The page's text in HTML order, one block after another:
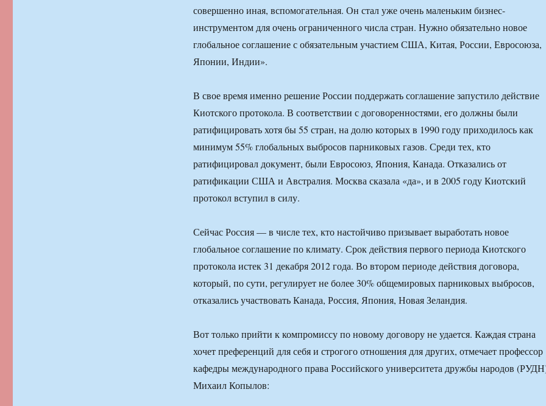
совершенно иная, вспомогательная. Он стал уже очень маленьким бизнес-
инструментом для очень ограниченного числа стран. Нужно обязательно новое
глобальное соглашение с обязательным участием США, Китая, России, Евросоюза,
Японии, Индии».
В свое время именно решение России поддержать соглашение запустило действие
Киотского протокола. В соответствии с договоренностями, его должны были
ратифицировать хотя бы 55 стран, на долю которых в 1990 году приходилось как
минимум 55% глобальных выбросов парниковых газов. Среди тех, кто
ратифицировал документ, были Евросоюз, Япония, Канада. Отказались от
ратификации США и Австралия. Москва сказала «да», и в 2005 году Киотский
протокол вступил в силу.
Сейчас Россия — в числе тех, кто настойчиво призывает выработать новое
глобальное соглашение по климату. Срок действия первого периода Киотского
протокола истек 31 декабря 2012 года. Во втором периоде действия договора,
который, по сути, регулирует не более 30% общемировых парниковых выбросов,
отказались участвовать Канада, Россия, Япония, Новая Зеландия.
Вот только прийти к компромиссу по новому договору не удается. Каждая страна
хочет преференций для себя и строгого отношения для других, отмечает профессор
кафедры международного права Российского университета дружбы народов
Михаил Копылов: